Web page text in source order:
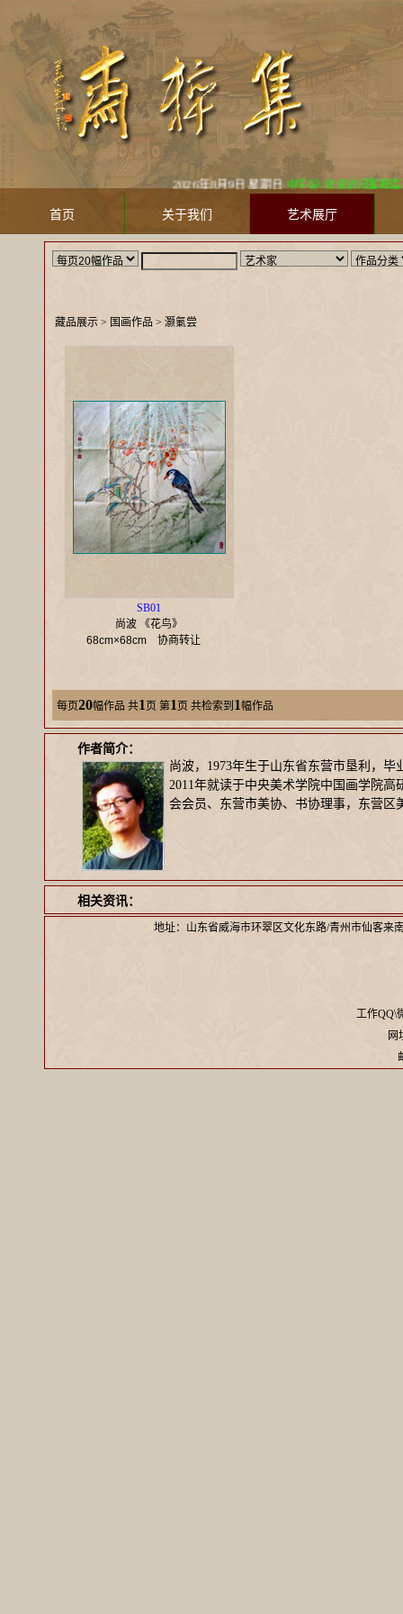
2026年8月9日 星期日 中午好! 欢迎访问集粹斋美
首页 关于我们 艺术展厅
藏品展示 > 国画作品 > 灏氭尝
SB01
尚波 《花鸟》
68cm×68cm 协商转让
每页20幅作品 共1 页 第1 页 共检索到 1幅作品
作者简介：
尚波，1973年生于山东省东营市垦利，
2011年就读于中央美术学院中国画学院
会会员、东营市美协、书协理事，东营
相关资讯：
地址：山东省威海市环翠区文化东路/青州市仙客来
工作QQ\
网